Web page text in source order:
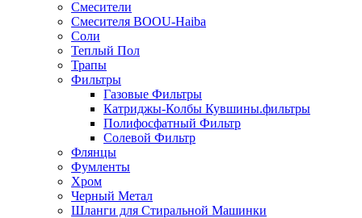
Смесители
Смесителя BOOU-Haiba
Соли
Теплый Пол
Трапы
Фильтры
Газовые Фильтры
Катриджы-Колбы Кувшины.фильтры
Полифосфатный Фильтр
Солевой Фильтр
Флянцы
Фумленты
Хром
Черный Метал
Шланги для Стиральной Машинки